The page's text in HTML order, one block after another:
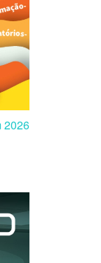
2026